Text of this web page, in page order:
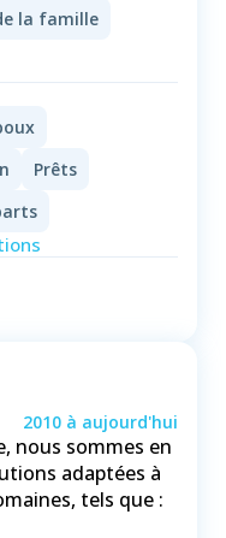
la famille
Prêts
2010 à aujourd'hui
nous sommes en
adaptées à
tels que :